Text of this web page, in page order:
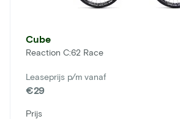
Cube
Reaction C:62 Race
Leaseprijs p/m vanaf
€29
Prijs